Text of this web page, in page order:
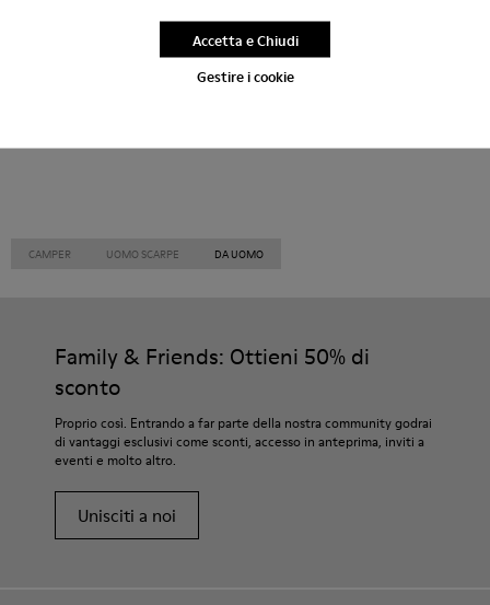
Gestire i cookie
Accetta e Chiudi
Scarpe casual Sneaker
Zeppe Tacchi
CAMPER UOMO SCARPE DA UOMO
Family & Friends: Ottieni 50% di
sconto
Proprio così. Entrando a far parte della nostra community godrai
di vantaggi esclusivi come sconti, accesso in anteprima, inviti a
eventi e molto altro.
Unisciti a noi